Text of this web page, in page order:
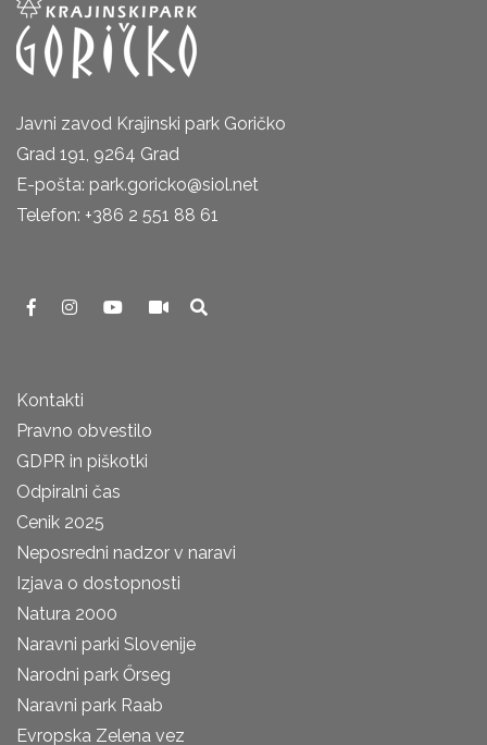
Javni zavod Krajinski park Goričko
Grad 191, 9264 Grad
E-pošta: park.goricko@siol.net
Telefon: +386 2 551 88 61
Kontakti
Pravno obvestilo
GDPR in piškotki
Odpiralni čas
Cenik 2025
Neposredni nadzor v naravi
Izjava o dostopnosti
Natura 2000
Naravni parki Slovenije
Narodni park Őrseg
Naravni park Raab
Evropska Zelena vez